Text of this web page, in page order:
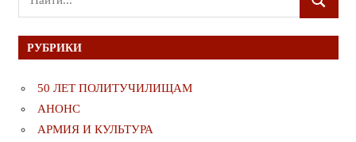
для:
ПОИСК
РУБРИКИ
50 ЛЕТ ПОЛИТУЧИЛИЩАМ
АНОНС
АРМИЯ И КУЛЬТУРА